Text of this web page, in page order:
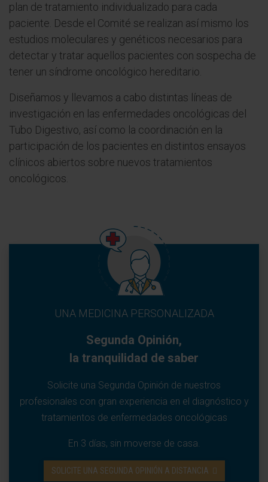
plan de tratamiento individualizado para cada
paciente. Desde el Comité se realizan así mismo los
estudios moleculares y genéticos necesarios para
detectar y tratar aquellos pacientes con sospecha de
tener un síndrome oncológico hereditario.
Diseñamos y llevamos a cabo distintas líneas de
investigación en las enfermedades oncológicas del
Tubo Digestivo, así como la coordinación en la
participación de los pacientes en distintos ensayos
clínicos abiertos sobre nuevos tratamientos
oncológicos.
UNA MEDICINA PERSONALIZADA
Segunda Opinión,
la tranquilidad de saber
Solicite una Segunda Opinión de nuestros
profesionales con gran experiencia en el diagnóstico y
tratamientos de enfermedades oncológicas
En 3 días, sin moverse de casa.
SOLICITE UNA SEGUNDA OPINIÓN A DISTANCIA